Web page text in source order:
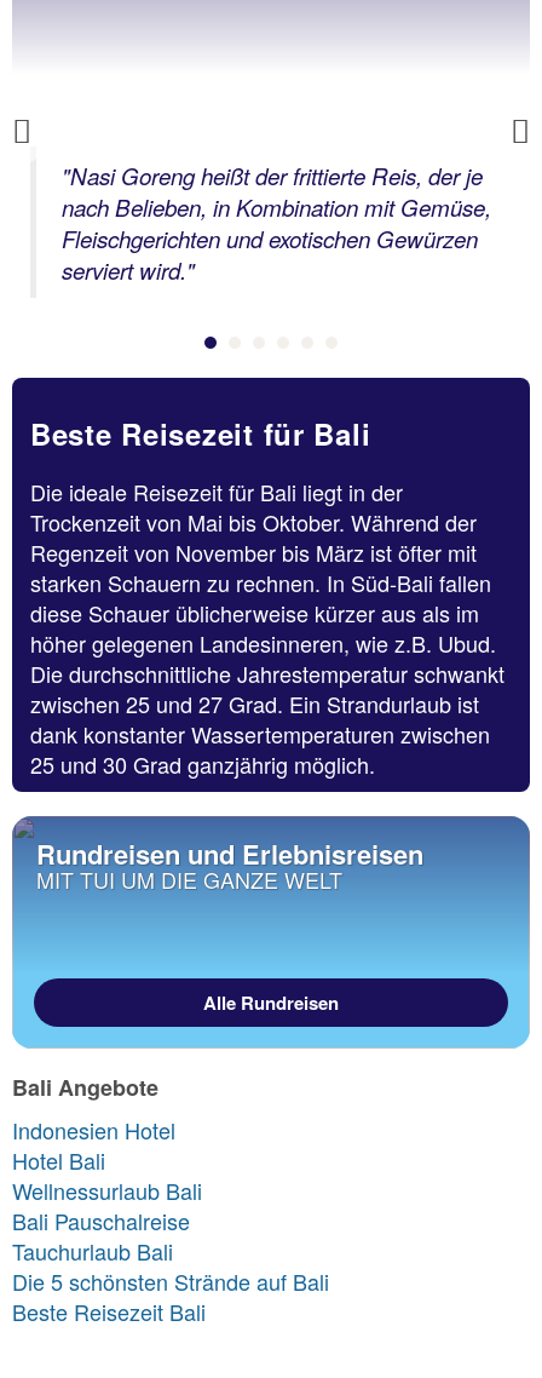
Previous
"Nasi Goreng heißt der frittierte Reis, der je
nach Belieben, in Kombination mit Gemüse,
Fleischgerichten und exotischen Gewürzen
serviert wird."
Beste Reisezeit für Bali
Die ideale Reisezeit für Bali liegt in der
Trockenzeit von Mai bis Oktober. Während der
Regenzeit von November bis März ist öfter mit
starken Schauern zu rechnen. In Süd-Bali fallen
diese Schauer üblicherweise kürzer aus als im
höher gelegenen Landesinneren, wie z.B. Ubud.
Die durchschnittliche Jahrestemperatur schwankt
zwischen 25 und 27 Grad. Ein Strandurlaub ist
dank konstanter Wassertemperaturen zwischen
25 und 30 Grad ganzjährig möglich.
Rundreisen und Erlebnisreisen
MIT TUI UM DIE GANZE WELT
Alle Rundreisen
Bali Angebote
Indonesien Hotel
Hotel Bali
Wellnessurlaub Bali
Bali Pauschalreise
Tauchurlaub Bali
Die 5 schönsten Strände auf Bali
Beste Reisezeit Bali